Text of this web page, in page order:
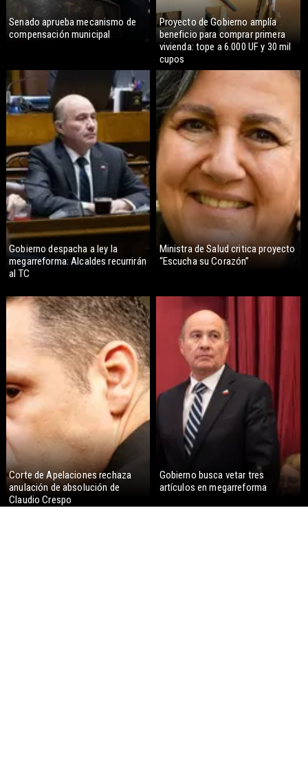
Senado aprueba mecanismo de
compensación municipal
Proyecto de Gobierno amplía
beneficio para comprar primera
vivienda: tope a 6.000 UF y 30 mil
cupos
Gobierno despacha a ley la
megarreforma: Alcaldes recurrirán
al TC
Ministra de Salud critica proyecto
“Escucha su Corazón”
Corte de Apelaciones rechaza
anulación de absolución de
Claudio Crespo
Gobierno busca vetar tres
artículos en megarreforma